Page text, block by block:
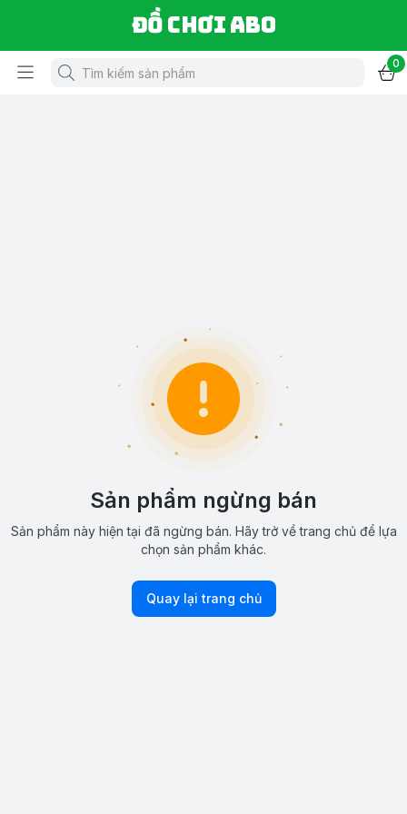
Đồ chơi ABO
0
Sản phẩm ngừng bán
Sản phẩm này hiện tại đã ngừng bán. Hãy trở về trang chủ để lựa
chọn sản phẩm khác.
Quay lại trang chủ